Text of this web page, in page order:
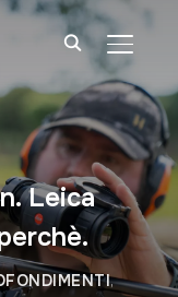
APRI/
Leica
,